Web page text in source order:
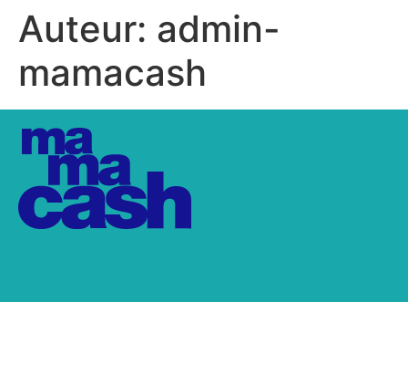
Auteur: admin-
mamacash